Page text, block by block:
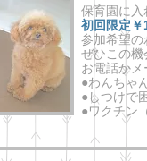
保育園に入
初回限定￥
参加希望の
ぜひこの機
お電話かメ
●わんちゃ
●しつけで
●ワクチン